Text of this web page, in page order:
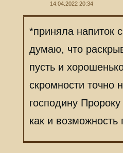
14.04.2022 20:34
*приняла напиток
думаю, что
пусть и
скромности точно
господину
как и возможность